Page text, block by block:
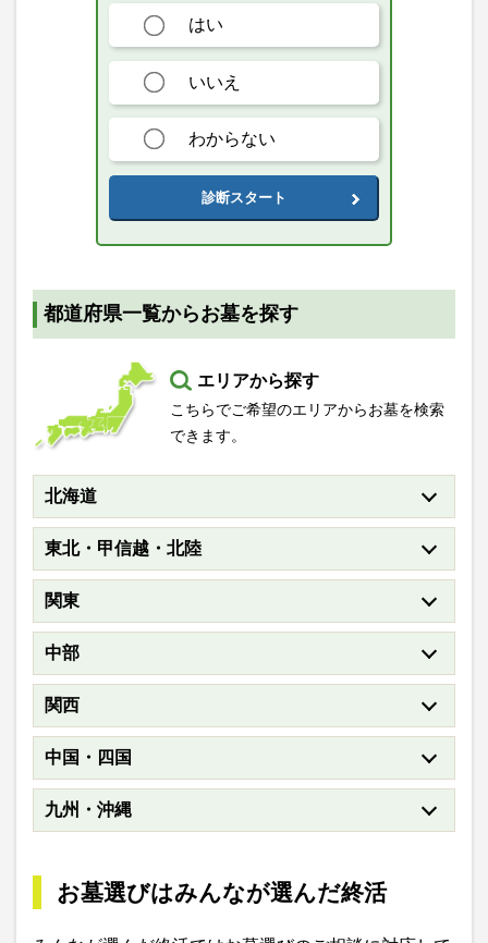
はい
いいえ
わからない
診断スタート
都道府県一覧からお墓を探す
エリアから探す
こちらでご希望のエリアからお墓を検索
できます。
北海道
東北・甲信越・北陸
関東
中部
関西
中国・四国
九州・沖縄
お墓選びはみんなが選んだ終活